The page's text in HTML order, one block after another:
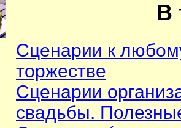
В
Сценарии к
торжестве
Сценарии
свадьбы.